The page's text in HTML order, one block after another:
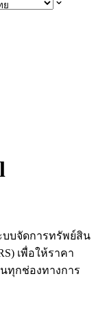
ะบบจัดการทรัพย์สิน
เพื่อให้ราคา
ทุกช่องทางการ